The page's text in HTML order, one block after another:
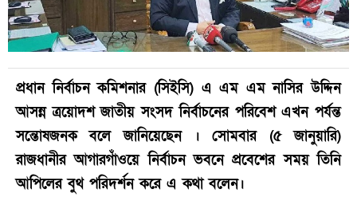
প্রধান নির্বাচন কমিশনার (সিইসি) এ এম এম নাসির উদ্দিন
আসন্ন ত্রয়োদশ জাতীয় সংসদ নির্বাচনের পরিবেশ এখন পর্যন্ত
সন্তোষজনক বলে জানিয়েছেন । সোমবার (৫ জানুয়ারি)
রাজধানীর আগারগাঁওয়ে নির্বাচন ভবনে প্রবেশের সময় তিনি
আপিলের বুথ পরিদর্শন করে এ কথা বলেন।